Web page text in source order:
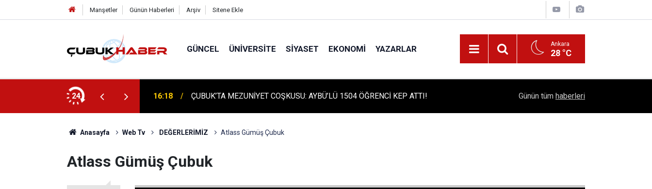
Manşetler Günün Haberleri Arşiv Sitene Ekle
GÜNCEL ÜNIVERSITE SIYASET EKONOMI YAZARLAR Ankara
28 °C
24
AYBÜ’LÜ 1504 ÖĞRENCİ KEP ATTI! 16:14
ÇUBUK'TA TARİHİ GÜN: PROTÜRK PLAZMA FRAKSİNASYON TESİSİ'NİN
TEMELİ ATILDI
Belli Oldu!
Günün tüm haberleri
Anasayfa Web Tv DEĞERLERİMİZ Atlass Gümüş Çubuk
Atlass Gümüş Çubuk